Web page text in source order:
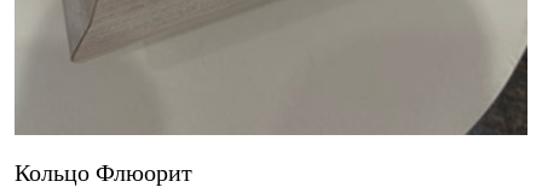
Кольцо Флюорит